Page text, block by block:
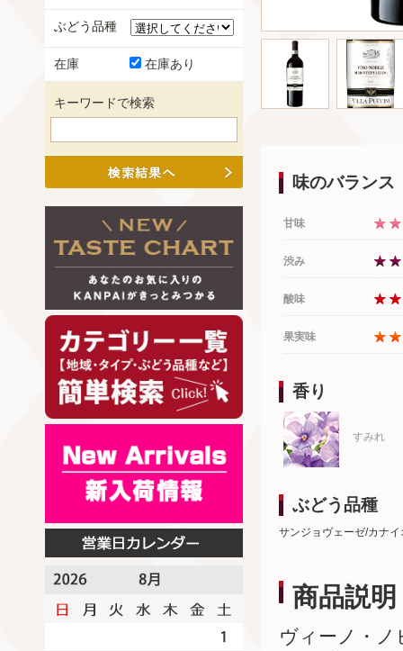
味のバランス
甘味
渋み
酸味
果実味
香り
すみれ
ぶどう品種
サンジョヴェーゼ/カナイ
商品説明
ヴィーノ・
ぶどう品種
在庫 在庫あり
キーワードで検索